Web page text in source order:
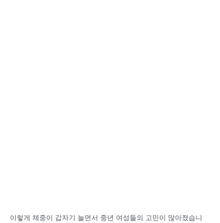
이렇게 체중이 갑자기 늘면서 중년 여성들의 고민이 많아졌습니